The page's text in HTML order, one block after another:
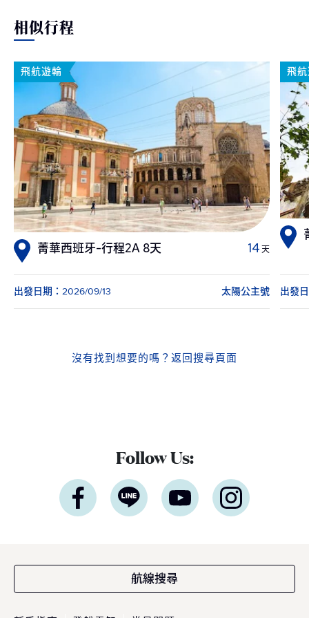
相似行程
飛航遊輪
菁華西班牙-行程2A 8天 14 天
出發日期：2026/09/13 太陽公主號
飛
出發
沒有找到想要的嗎？ 返回搜尋頁面
Follow Us:
航線搜尋